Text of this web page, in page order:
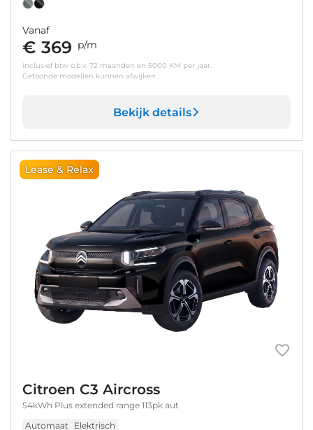
Vanaf
€ 369 p/m
inclusief btw o.b.v. 72 maanden en 5000 KM per jaar.
Getoonde modellen kunnen afwijken
Bekijk details
Lease & Relax
Citroen C3 Aircross
54kWh Plus extended range 113pk aut
Automaat
Elektrisch